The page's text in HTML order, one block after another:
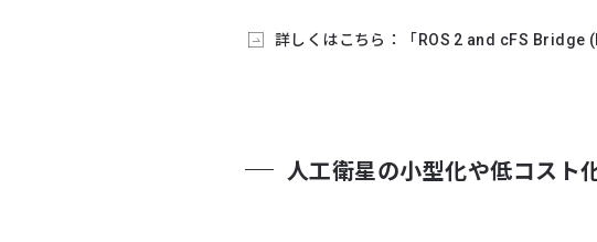
詳しくはこちら：「ROS 2 and cFS Bridge
人工衛星の小型化や低コスト